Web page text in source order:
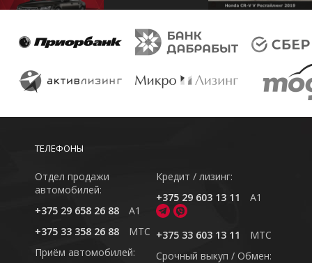
ТЕЛЕФОНЫ
Отдел продажи
автомобилей:
+375 29 658 26 88
A1
+375 33 358 26 88
MTC
Приём автомобилей:
Кредит / лизинг:
+375 29 603 13 11
A1
+375 33 603 13 11
MTC
Cрочный выкуп / Обмен: